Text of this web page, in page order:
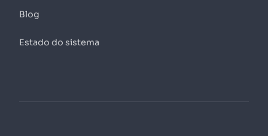
Blog
Estado do sistema